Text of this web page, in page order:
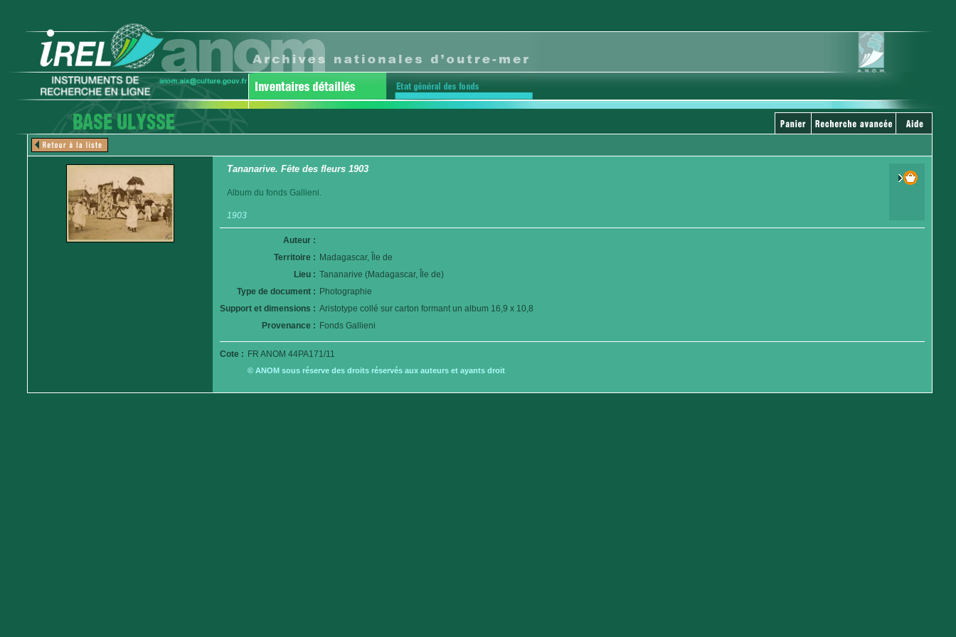
Tananarive. Fête des fleurs 1903
Album du fonds Gallieni.
1903
Auteur :
Territoire : Madagascar, Île de
Lieu : Tananarive (Madagascar, Île de)
Type de document : Photographie
Support et dimensions : Aristotype collé sur carton formant un album 16,9 x 10,8
Provenance : Fonds Gallieni
Cote : FR ANOM 44PA171/11
© ANOM sous réserve des droits réservés aux auteurs et ayants droit